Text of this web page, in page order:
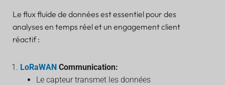
Le flux fluide de données est essentiel pour des
analyses en temps réel et un engagement client
réactif :
LoRaWAN Communication:
Le capteur transmet les données